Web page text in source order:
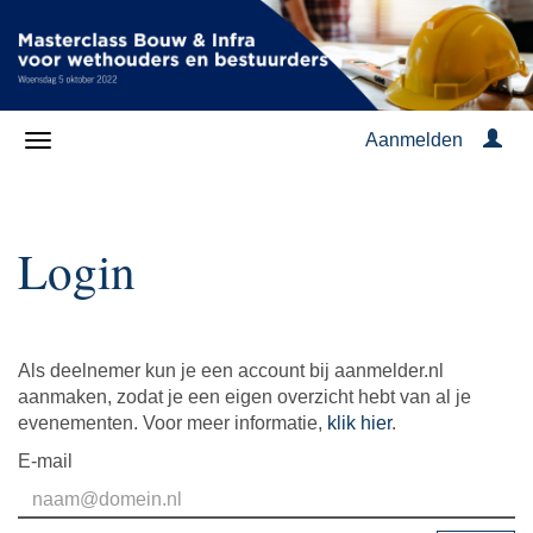
Aanmelden
Login
Als deelnemer kun je een account bij aanmelder.nl
aanmaken, zodat je een eigen overzicht hebt van al je
evenementen. Voor meer informatie, klik hier.
E-mail